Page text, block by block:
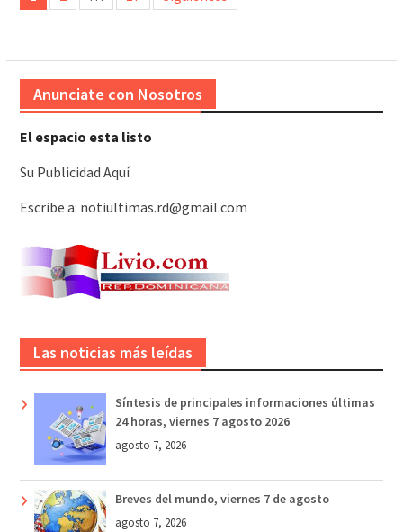
de
Anunciate con Nosotros
El espacio esta listo
Su Publicidad Aquí
Escribe a: notiultimas.rd@gmail.com
Las noticias más leídas
Síntesis de principales informaciones últimas
24 horas, viernes 7 agosto 2026
agosto 7, 2026
Breves del mundo, viernes 7 de agosto
agosto 7, 2026